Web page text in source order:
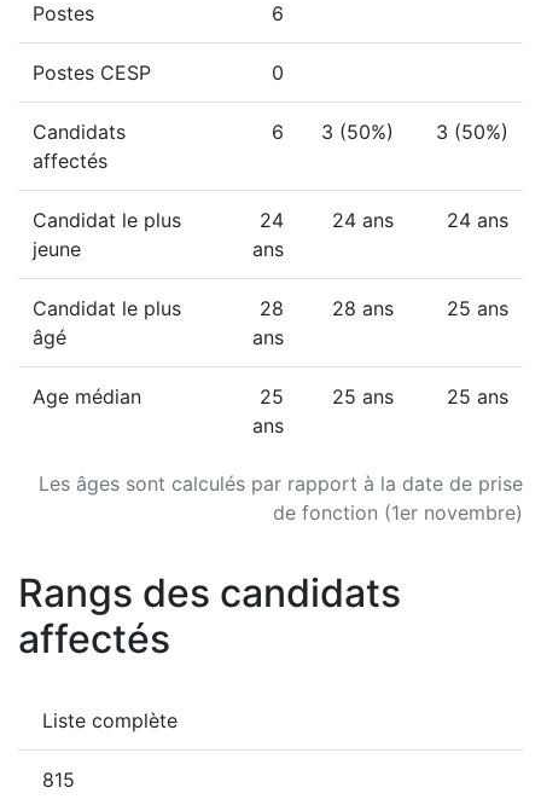
Les âges sont calculés par rapport à la date de prise
de fonction (1er novembre)
Postes 6
Postes CESP 0
Candidats
affectés
6 3 (50%) 3 (50%)
Candidat le plus
jeune
24
ans
24 ans 24 ans
Candidat le plus
âgé
28
ans
28 ans 25 ans
Age médian
25
ans
25 ans 25 ans
Rangs des candidats
affectés
Liste complète
815